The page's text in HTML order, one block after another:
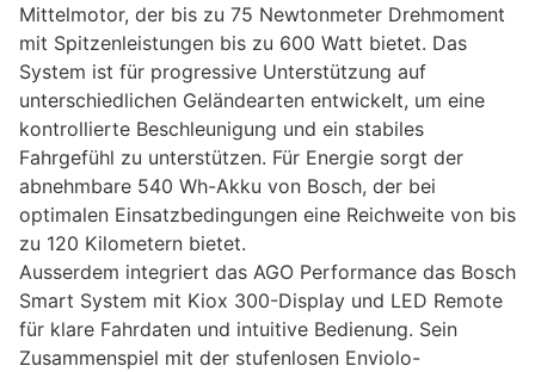
Mittelmotor, der bis zu 75 Newtonmeter Drehmoment
mit Spitzenleistungen bis zu 600 Watt bietet. Das
System ist für progressive Unterstützung auf
unterschiedlichen Geländearten entwickelt, um eine
kontrollierte Beschleunigung und ein stabiles
Fahrgefühl zu unterstützen. Für Energie sorgt der
abnehmbare 540 Wh-Akku von Bosch, der bei
optimalen Einsatzbedingungen eine Reichweite von bis
zu 120 Kilometern bietet.
Ausserdem integriert das AGO Performance das Bosch
Smart System mit Kiox 300-Display und LED Remote
für klare Fahrdaten und intuitive Bedienung. Sein
Zusammenspiel mit der stufenlosen Enviolo-